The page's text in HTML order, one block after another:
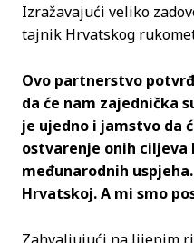
Izražavajući veliko
tajnik Hrvatskog
Ovo partnerstvo
da će nam zajednička
je ujedno i jamstvo da
ostvarenje onih ciljeva
međunarodnih
Hrvatskoj. A mi smo